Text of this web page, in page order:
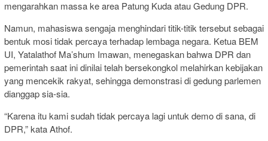
mengarahkan massa ke area Patung Kuda atau Gedung DPR.
Namun, mahasiswa sengaja menghindari titik-titik tersebut sebagai
bentuk mosi tidak percaya terhadap lembaga negara. Ketua BEM
UI, Yatalathof Ma’shum Imawan, menegaskan bahwa DPR dan
pemerintah saat ini dinilai telah bersekongkol melahirkan kebijakan
yang mencekik rakyat, sehingga demonstrasi di gedung parlemen
dianggap sia-sia.
“Karena itu kami sudah tidak percaya lagi untuk demo di sana, di
DPR,” kata Athof.